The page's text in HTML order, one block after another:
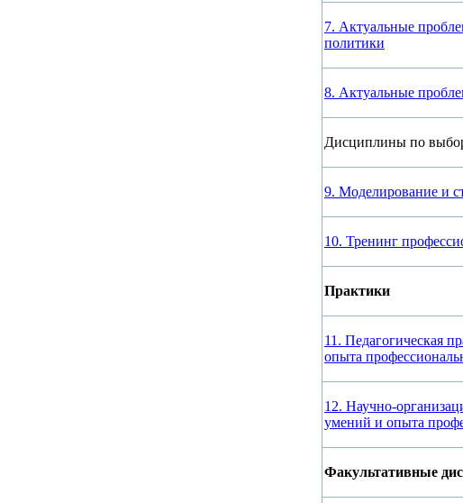
7. Актуальные
политики
8. Актуальные
Дисциплины по
9. Моделирование и
10. Тренинг
Практики
11. Педагогическая
опыта
12. Научно-
умений и опыта
Факультативные